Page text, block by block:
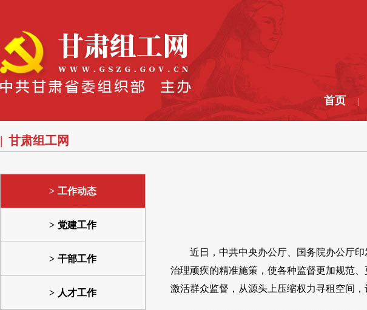
首页
甘肃组工网
工作动态
党建工作
干部工作
人才工作
近日，中共中央办公厅、国务院办公厅
治理顽疾的精准施策，使各种监督更加规范
激活群众监督，从源头上压缩权力寻租空间